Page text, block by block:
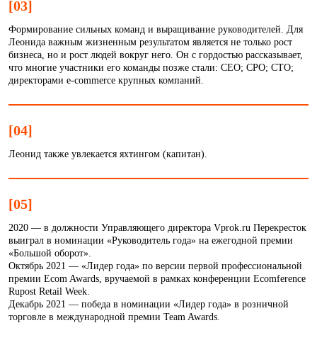
[03]
Формирование сильных команд и выращивание руководителей. Для
Леонида важным жизненным результатом является не только рост
бизнеса, но и рост людей вокруг него. Он с гордостью рассказывает,
что многие участники его команды позже стали: CEO; CPO; CTO;
директорами e-commerce крупных компаний.
[04]
Леонид также увлекается яхтингом (капитан).
[05]
2020 — в должности Управляющего директора Vprok.ru Перекресток
выиграл в номинации «Руководитель года» на ежегодной премии
«Большой оборот».
Октябрь 2021 — «Лидер года» по версии первой профессиональной
премии Ecom Awards, вручаемой в рамках конференции Ecomference
Rupost Retail Week.
Декабрь 2021 — победа в номинации «Лидер года» в розничной
торговле в международной премии Team Awards.